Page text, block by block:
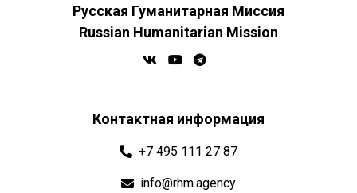
Русская Гуманитарная Миссия
Russian Humanitarian Mission
Контактная информация
+7 495 111 27 87
info@rhm.agency